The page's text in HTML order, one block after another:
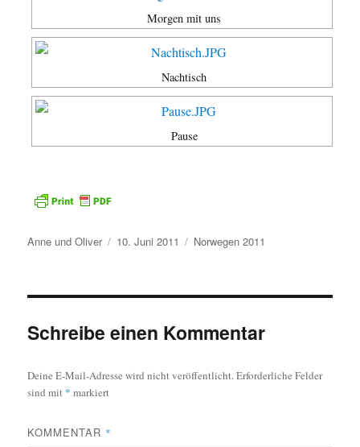
Morgen mit uns
Nachtisch
Pause
Autor
Anne und Oliver
Veröffentlicht
10. Juni 2011 Kategorien
Norwegen 2011
Schreibe einen Kommentar
Deine E-Mail-Adresse wird nicht veröffentlicht.Erforderliche Felder
sind mit * markiert
KOMMENTAR *